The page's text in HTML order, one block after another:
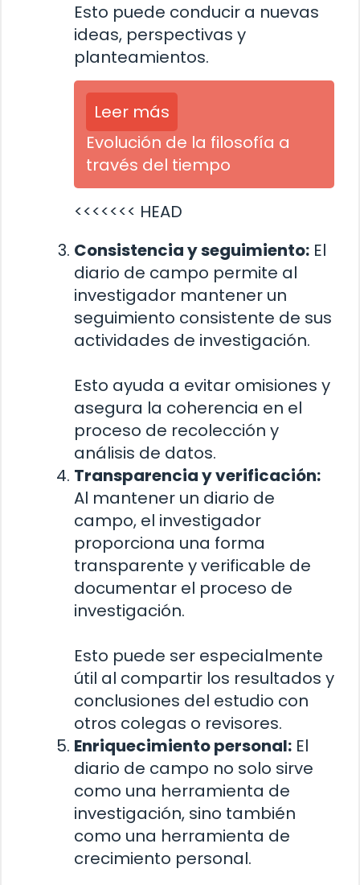
Esto puede conducir a nuevas
ideas, perspectivas y
planteamientos.
Leer más
Evolución de la filosofía a
través del tiempo
<<<<<<< HEAD
Consistencia y seguimiento: El
diario de campo permite al
investigador mantener un
seguimiento consistente de sus
actividades de investigación.
Esto ayuda a evitar omisiones y
asegura la coherencia en el
proceso de recolección y
análisis de datos.
Transparencia y verificación:
Al mantener un diario de
campo, el investigador
proporciona una forma
transparente y verificable de
documentar el proceso de
investigación.
Esto puede ser especialmente
útil al compartir los resultados y
conclusiones del estudio con
otros colegas o revisores.
Enriquecimiento personal: El
diario de campo no solo sirve
como una herramienta de
investigación, sino también
como una herramienta de
crecimiento personal.